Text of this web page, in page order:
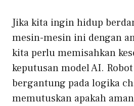
Jika kita ingin hidup
mesin-mesin ini dengan
kita perlu memisahkan
keputusan model AI.
bergantung pada logika
memutuskan apakah